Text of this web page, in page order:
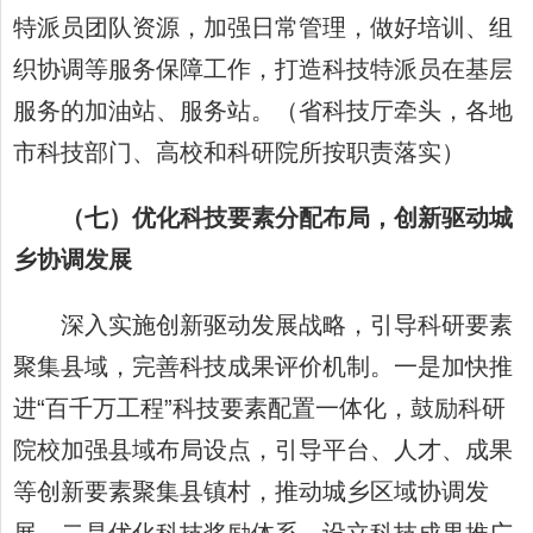
特派员团队资源，加强日常管理，做好培训、组
织协调等服务保障工作，打造科技特派员在基层
服务的加油站、服务站。（省科技厅牵头，各地
市科技部门、高校和科研院所按职责落实）
（七）优化科技要素分配布局，创新驱动城
乡协调发展
深入实施创新驱动发展战略，引导科研要素
聚集县域，完善科技成果评价机制。一是加快推
进“百千万工程”科技要素配置一体化，鼓励科研
院校加强县域布局设点，引导平台、人才、成果
等创新要素聚集县镇村，推动城乡区域协调发